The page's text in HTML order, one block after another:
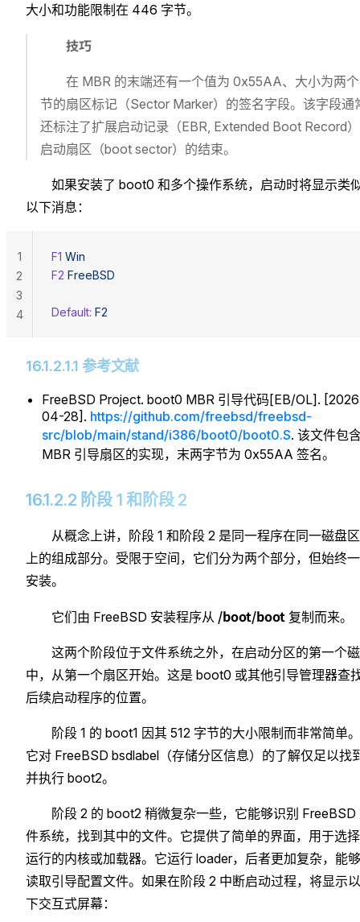
大小和功能限制在 446 字节。
技巧
在 MBR 的末端还有一个值为 0x55AA、大小为两
节的扇区标记（Sector Marker）的签名字段。该字段通
还标注了扩展启动记录（EBR, Extended Boot Record
启动扇区（boot sector）的结束。
如果安装了 boot0 和多个操作系统，启动时将显示类
以下消息：
F1 Win
F2 FreeBSD
Default: F2
1
2
3
4
16.1.2.1.1 参考文献
FreeBSD Project. boot0 MBR 引导代码[EB/OL].
04-28]. https://github.com/freebsd/freebsd-
src/blob/main/stand/i386/boot0/boot0.S. 该文件包
MBR 引导扇区的实现，末两字节为 0x55AA 签名。
16.1.2.2 阶段 1 和阶段 2
从概念上讲，阶段 1 和阶段 2 是同一程序在同一磁盘
上的组成部分。受限于空间，它们分为两个部分，但始终
安装。
它们由 FreeBSD 安装程序从 /boot/boot 复制而来。
这两个阶段位于文件系统之外，在启动分区的第一个
中，从第一个扇区开始。这是 boot0 或其他引导管理器查
后续启动程序的位置。
阶段 1 的 boot1 因其 512 字节的大小限制而非常简单。
它对 FreeBSD bsdlabel（存储分区信息）的了解仅足以找
并执行 boot2。
阶段 2 的 boot2 稍微复杂一些，它能够识别 FreeBSD
件系统，找到其中的文件。它提供了简单的界面，用于选
运行的内核或加载器。它运行 loader，后者更加复杂，能够
读取引导配置文件。如果在阶段 2 中断启动过程，将显示以
下交互式屏幕：